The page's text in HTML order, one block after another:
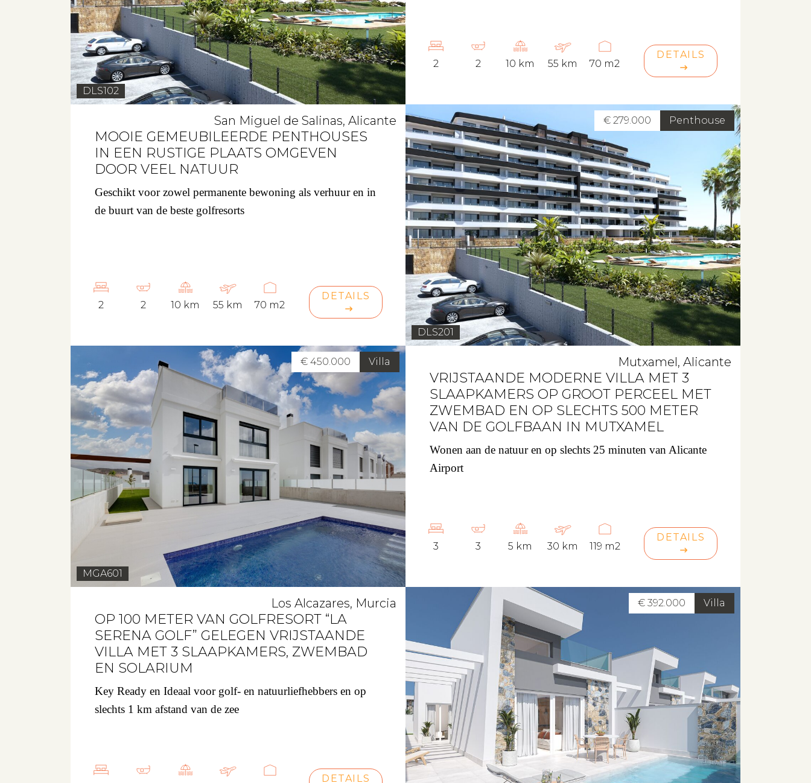
Beleggen
Beheren
Projectbegeleiding
Zoeken
Spanje
Aanbod
DLS102
2 2 10 km 55 km 70 m2
DETAILS
Penthouse
€ 279.000
DLS201
San Miguel de Salinas, Alicante
MOOIE GEMEUBILEERDE PENTHOUSES
IN EEN RUSTIGE PLAATS OMGEVEN
DOOR VEEL NATUUR
Geschikt voor zowel permanente bewoning als verhuur en in
de buurt van de beste golfresorts
2 2 10 km 55 km 70 m2
DETAILS
Villa
€ 450.000
MGA601
Mutxamel, Alicante
VRIJSTAANDE MODERNE VILLA MET 3
SLAAPKAMERS OP GROOT PERCEEL MET
ZWEMBAD EN OP SLECHTS 500 METER
VAN DE GOLFBAAN IN MUTXAMEL
Wonen aan de natuur en op slechts 25 minuten van Alicante
Airport
3 3 5 km 30 km 119 m2
DETAILS
Villa
€ 392.000
Los Alcazares, Murcia
OP 100 METER VAN GOLFRESORT “LA
SERENA GOLF” GELEGEN VRIJSTAANDE
VILLA MET 3 SLAAPKAMERS, ZWEMBAD
EN SOLARIUM
Key Ready en Ideaal voor golf- en natuurliefhebbers en op
slechts 1 km afstand van de zee
DETAILS